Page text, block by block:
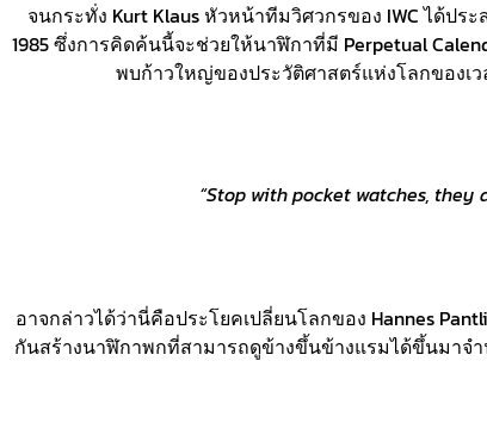
จนกระทั่ง Kurt Klaus หัวหน้าทีมวิศวกรของ IWC ได้ปร
1985 ซึ่งการคิดค้นนี้จะช่วยให้นาฬิกาที่มี Perpetual
พบก้าวใหญ่ของประวัติศาสตร์แห่งโลกของเว
“Stop with pocket watches, they
อาจกล่าวได้ว่านี่คือประโยคเปลี่ยนโลกของ Hannes
กันสร้างนาฬิกาพกที่สามารถดูข้างขึ้นข้างแรมได้ขึ้นมาจำ